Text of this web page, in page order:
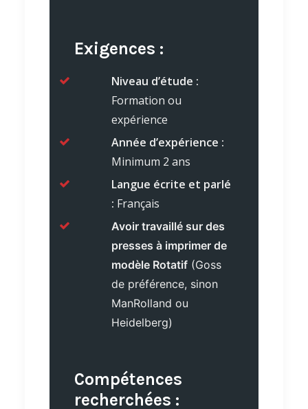
Exigences :
Niveau d’étude :
Formation ou
expérience
Année d’expérience :
Minimum 2 ans
Langue écrite et parlé
: Français
Avoir travaillé sur des
presses à imprimer de
modèle Rotatif (Goss
de préférence, sinon
ManRolland ou
Heidelberg)
Compétences
recherchées :